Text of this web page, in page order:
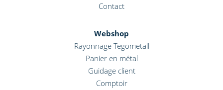
Contact
Webshop
Rayonnage Tegometall
Panier en métal
Guidage client
Comptoir